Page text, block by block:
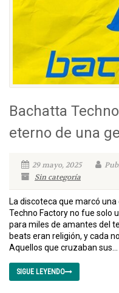
Bachatta
eterno de una
29 mayo, 2025
Sin categoría
La discoteca que marcó
Techno Factory no fue solo
para miles de amantes del
beats eran religión, y cada
Aquellos que cruzaban sus...
SIGUE LEYENDO